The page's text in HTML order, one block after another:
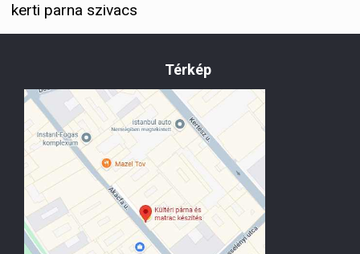
kerti parna szivacs
Térkép